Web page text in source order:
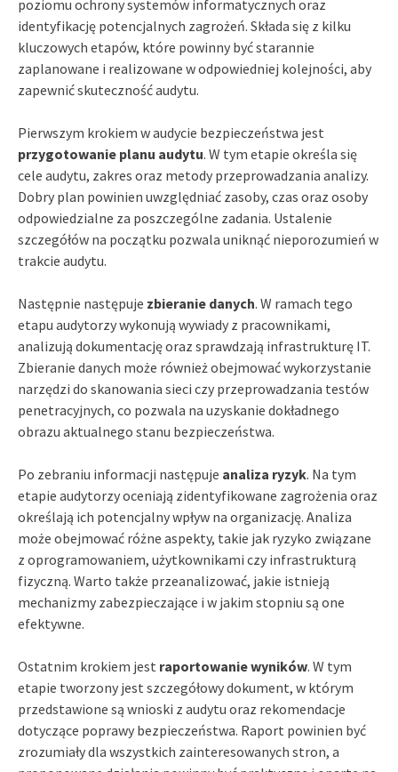
poziomu ochrony systemów informatycznych oraz
identyfikację potencjalnych zagrożeń. Składa się z kilku
kluczowych etapów, które powinny być starannie
zaplanowane i realizowane w odpowiedniej kolejności, aby
zapewnić skuteczność audytu.
Pierwszym krokiem w audycie bezpieczeństwa jest
przygotowanie planu audytu. W tym etapie określa się
cele audytu, zakres oraz metody przeprowadzania analizy.
Dobry plan powinien uwzględniać zasoby, czas oraz osoby
odpowiedzialne za poszczególne zadania. Ustalenie
szczegółów na początku pozwala uniknąć nieporozumień w
trakcie audytu.
Następnie następuje zbieranie danych. W ramach tego
etapu audytorzy wykonują wywiady z pracownikami,
analizują dokumentację oraz sprawdzają infrastrukturę IT.
Zbieranie danych może również obejmować wykorzystanie
narzędzi do skanowania sieci czy przeprowadzania testów
penetracyjnych, co pozwala na uzyskanie dokładnego
obrazu aktualnego stanu bezpieczeństwa.
Po zebraniu informacji następuje analiza ryzyk. Na tym
etapie audytorzy oceniają zidentyfikowane zagrożenia oraz
określają ich potencjalny wpływ na organizację. Analiza
może obejmować różne aspekty, takie jak ryzyko związane
z oprogramowaniem, użytkownikami czy infrastrukturą
fizyczną. Warto także przeanalizować, jakie istnieją
mechanizmy zabezpieczające i w jakim stopniu są one
efektywne.
Ostatnim krokiem jest raportowanie wyników. W tym
etapie tworzony jest szczegółowy dokument, w którym
przedstawione są wnioski z audytu oraz rekomendacje
dotyczące poprawy bezpieczeństwa. Raport powinien być
zrozumiały dla wszystkich zainteresowanych stron, a